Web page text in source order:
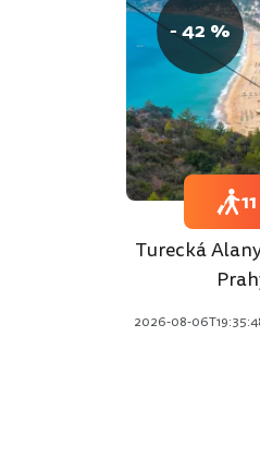
- 42 %
Turecká
2026-08-